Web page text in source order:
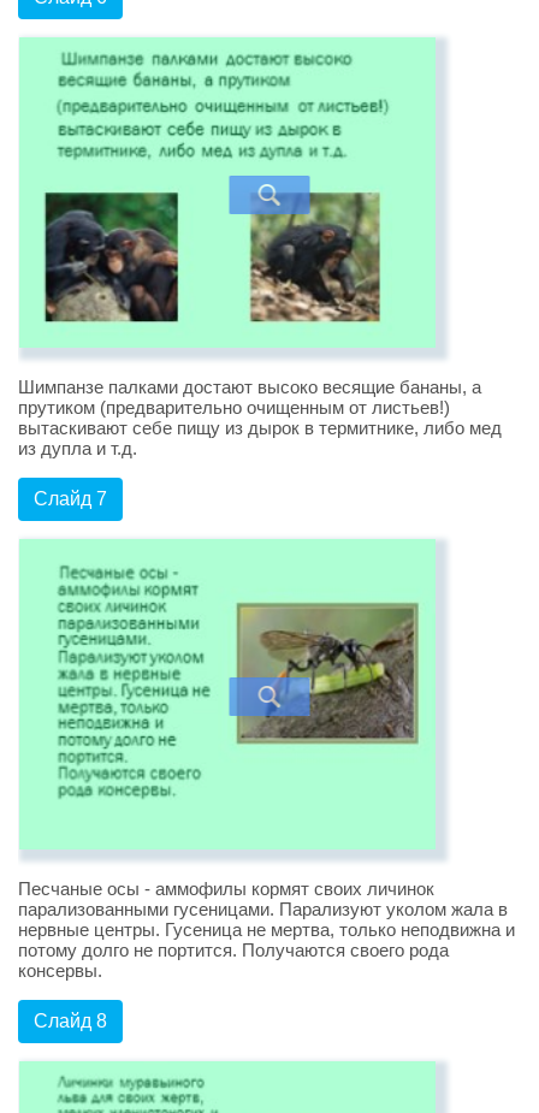
Шимпанзе палками достают высоко весящие бананы, а
прутиком (предварительно очищенным от листьев!)
вытаскивают себе пищу из дырок в термитнике, либо мед
из дупла и т.д.
Слайд 7
Песчаные осы - аммофилы кормят своих личинок
парализованными гусеницами. Парализуют уколом жала в
нервные центры. Гусеница не мертва, только неподвижна и
потому долго не портится. Получаются своего рода
консервы.
Слайд 8